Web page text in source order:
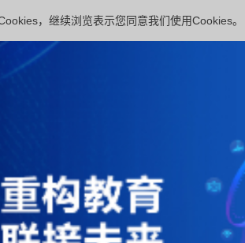
，继续浏览表示您同意我们使用Cookies。